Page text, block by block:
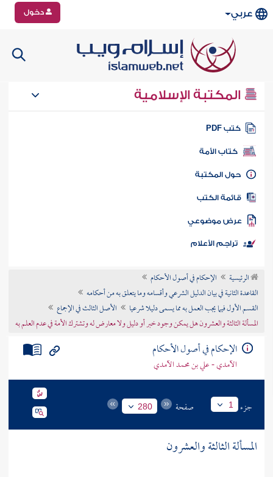
عربي دخول
المكتبة الإسلامية
كتب PDF
كتاب الأمة
المكتبة
الكتب
موضوعي
تراجم الأعلام
الرئيسية
الإحكام في أصول الأحكام
القاعدة الثانية في بيان الدليل الشرعي وأقسامه وما يتعلق به من أحكامه
القسم الأول فيما يجب العمل به مما يسمى دليلا شرعيا
الأصل الثالث في الإجماع
المسألة الثالثة والعشرون هل يمكن وجود خبر أو دليل ولا معارض له وتشترك الأمة في عدم العلم به
الإحكام في أصول الأحكام
الآمدي - علي بن محمد الآمدي
جزء 1 صفحة 280
المسألة الثالثة والعشرون